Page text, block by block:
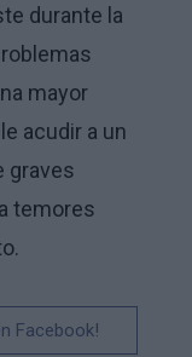
durante la
mayor
acudir a un
graves
temores
Facebook!